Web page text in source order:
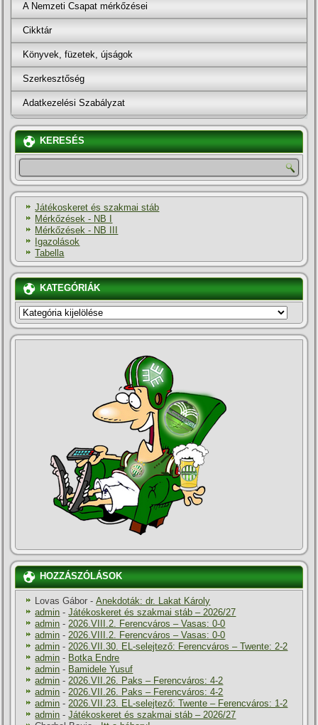
A Nemzeti Csapat mérkőzései
Cikktár
Könyvek, füzetek, újságok
Szerkesztőség
Adatkezelési Szabályzat
KERESÉS
Játékoskeret és szakmai stáb
Mérkőzések - NB I
Mérkőzések - NB III
Igazolások
Tabella
KATEGÓRIÁK
KATEGÓRIÁK
HOZZÁSZÓLÁSOK
Lovas Gábor -Anekdoták: dr. Lakat Károly
admin -Játékoskeret és szakmai stáb – 2026/27
admin -2026.VIII.2. Ferencváros – Vasas: 0-0
admin -2026.VIII.2. Ferencváros – Vasas: 0-0
admin -2026.VII.30. EL-selejtező: Ferencváros – Twente: 2-2
admin - Botka Endre
admin - Bamidele Yusuf
admin -2026.VII.26. Paks – Ferencváros: 4-2
admin -2026.VII.26. Paks – Ferencváros: 4-2
admin -2026.VII.23. EL-selejtező: Twente – Ferencváros: 1-2
admin -Játékoskeret és szakmai stáb – 2026/27